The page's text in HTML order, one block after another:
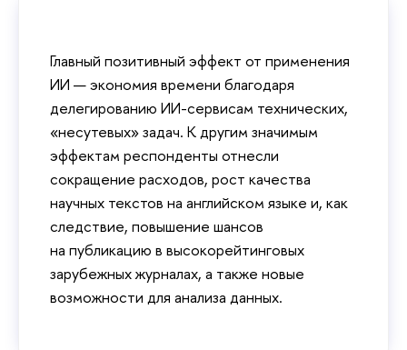
Главный позитивный эффект от применения
ИИ — экономия времени благодаря
делегированию ИИ-сервисам технических,
«несутевых» задач. К другим значимым
эффектам респонденты отнесли
сокращение расходов, рост качества
научных текстов на английском языке и, как
следствие, повышение шансов
на публикацию в высокорейтинговых
зарубежных журналах, а также новые
возможности для анализа данных.